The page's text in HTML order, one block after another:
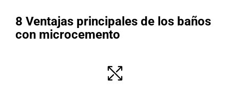
8 Ventajas principales de los baños
con microcemento